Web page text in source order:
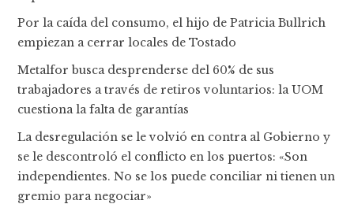
Por la caída del consumo, el hijo de Patricia Bullrich
empiezan a cerrar locales de Tostado
Metalfor busca desprenderse del 60% de sus
trabajadores a través de retiros voluntarios: la UOM
cuestiona la falta de garantías
La desregulación se le volvió en contra al Gobierno y
se le descontroló el conflicto en los puertos: «Son
independientes. No se los puede conciliar ni tienen un
gremio para negociar»